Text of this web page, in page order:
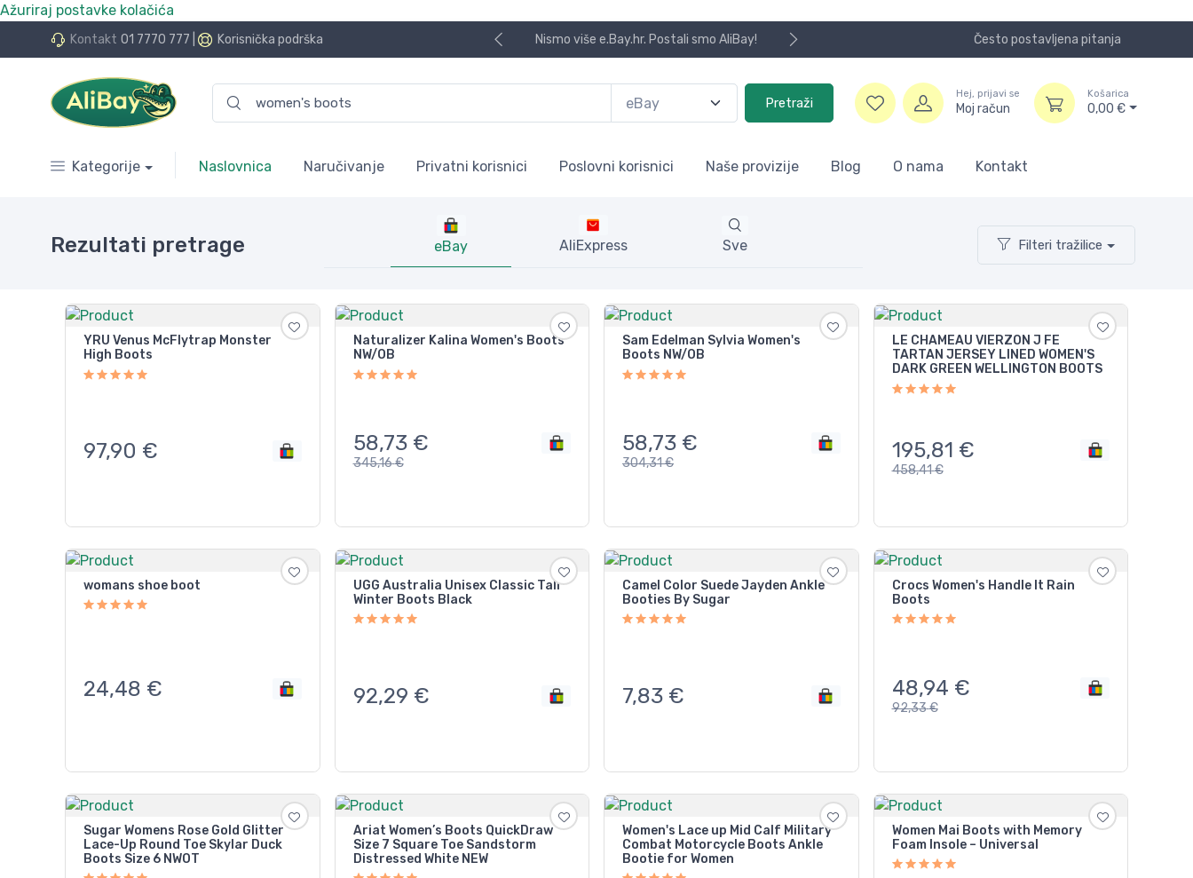
Ažuriraj postavke kolačića
Kontakt 01 7770 777 Korisnička podrška
24 rate bez kamata Nismo više e.Bay.hr. Postali smo AliBay! Često postavljena pitanja
Pretraži
Hej, prijavi se
Moj račun
Košarica
0,00 €
Kategorije Naslovnica Naručivanje Privatni korisnici Poslovni korisnici Naše provizije Blog O nama Kontakt
Rezultati pretrage eBay AliExpress Sve Filteri tražilice
YRU Venus McFlytrap Monster
High Boots
97,90 €
Naturalizer Kalina Women's Boots
NW/OB
58,73 €
345,16€
Sam Edelman Sylvia Women's
Boots NW/OB
58,73 €
304,31€
LE CHAMEAU VIERZON J FE
TARTAN JERSEY LINED WOMEN'S
DARK GREEN WELLINGTON BOOTS
195,81 €
458,41€
womans shoe boot
24,48 €
UGG Australia Unisex Classic Tall
Winter Boots Black
92,29 €
Camel Color Suede Jayden Ankle
Booties By Sugar
7,83 €
Crocs Women's Handle It Rain
Boots
48,94 €
92,33€
Sugar Womens Rose Gold Glitter
Lace-Up Round Toe Skylar Duck
Boots Size 6 NWOT
Ariat Women’s Boots QuickDraw
Size 7 Square Toe Sandstorm
Distressed White NEW
Women's Lace up Mid Calf Military
Combat Motorcycle Boots Ankle
Bootie for Women
Women Mai Boots with Memory
Foam Insole – Universal